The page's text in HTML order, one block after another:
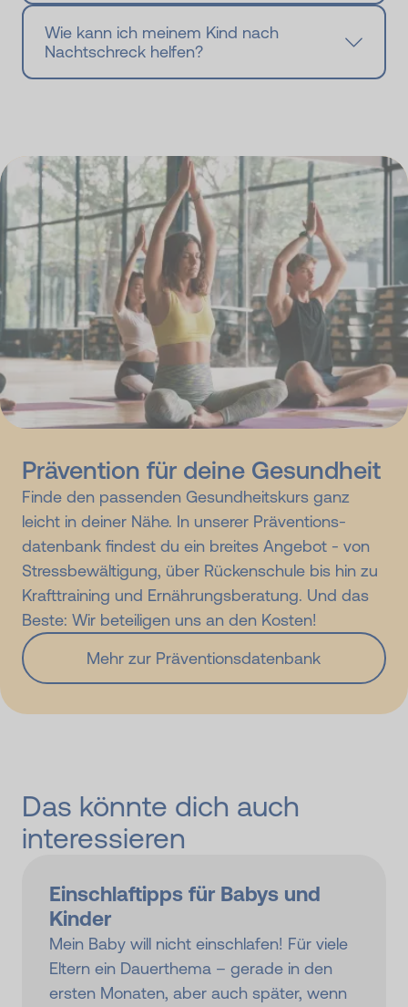
Wie kann ich meinem Kind nach
Nachtschreck helfen?
Prävention für deine Gesundheit
Finde den passenden Gesundheitskurs ganz
leicht in deiner Nähe. In unserer Präventions­
datenbank findest du ein breites Angebot - von
Stress­bewältigung, über Rücken­schule bis hin zu
Krafttraining und Ernährungs­beratung. Und das
Beste: Wir beteiligen uns an den Kosten!
Mehr zur Präventionsdatenbank
Das könnte dich auch
interessieren
Einschlaftipps für Babys und
Kinder
Mein Baby will nicht einschlafen! Für viele
Eltern ein Dauerthema – gerade in den
ersten Monaten, aber auch später, wenn